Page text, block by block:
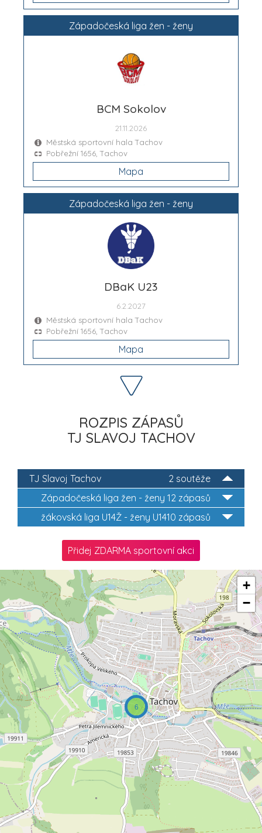
Západočeská liga žen - ženy
BCM Sokolov
21.11.2026
Městská sportovní hala Tachov
Pobřežní 1656, Tachov
Mapa
Západočeská liga žen - ženy
DBaK U23
6.2.2027
Městská sportovní hala Tachov
Pobřežní 1656, Tachov
Mapa
ROZPIS ZÁPASŮ
TJ SLAVOJ TACHOV
2 soutěže
TJ Slavoj Tachov
12 zápasů
Západočeská liga žen - ženy
10 zápasů
žákovská liga U14Ž - ženy U14
Přidej ZDARMA sportovní akci
6
+
−